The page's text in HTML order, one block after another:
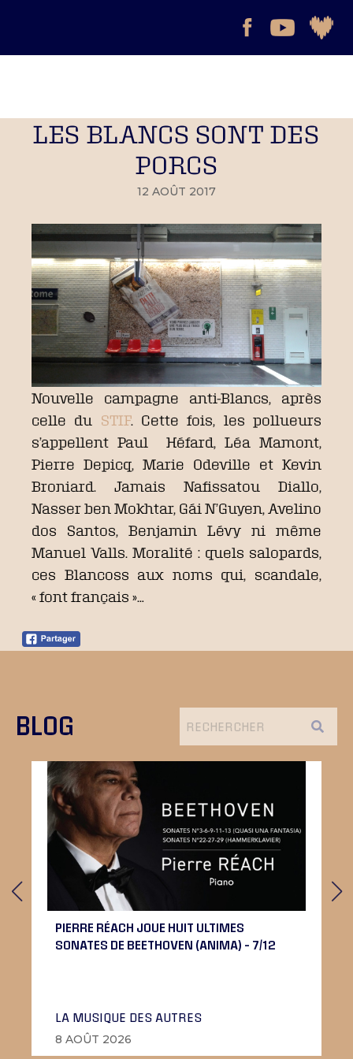
LES BLANCS SONT DES
PORCS
12 AOÛT 2017
Nouvelle campagne anti-Blancs, après
celle du STIF. Cette fois, les pollueurs
s’appellent Paul Héfard, Léa Mamont,
Pierre Depicq, Marie Odeville et Kevin
Broniard. Jamais Nafissatou Diallo,
Nasser ben Mokhtar, Gái N’Guyen, Avelino
dos Santos, Benjamin Lévy ni même
Manuel Valls. Moralité : quels salopards,
ces Blancoss aux noms qui, scandale,
« font français »…
BLOG
PIERRE RÉACH JOUE HUIT ULTIMES
SONATES DE BEETHOVEN (ANIMA) – 7/12
LA MUSIQUE DES AUTRES
8 AOÛT 2026